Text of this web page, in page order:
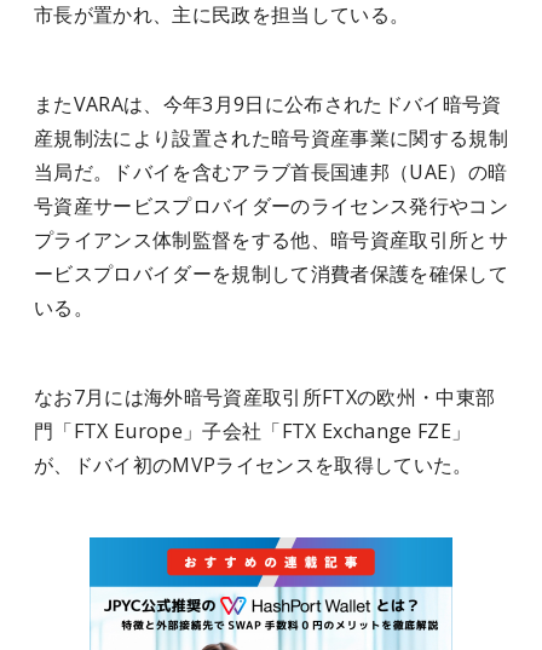
市長が置かれ、主に民政を担当している。
またVARAは、今年3月9日に公布されたドバイ暗号資
産規制法により設置された暗号資産事業に関する規制
当局だ。ドバイを含むアラブ首長国連邦（UAE）の暗
号資産サービスプロバイダーのライセンス発行やコン
プライアンス体制監督をする他、暗号資産取引所とサ
ービスプロバイダーを規制して消費者保護を確保して
いる。
なお7月には海外暗号資産取引所FTXの欧州・中東部
門「FTX Europe」子会社「FTX Exchange FZE」
が、ドバイ初のMVPライセンスを取得していた。